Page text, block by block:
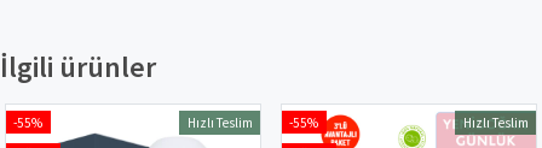
İlgili ürünler
-55%
Hızlı Teslim
-55%
Hızlı Teslim